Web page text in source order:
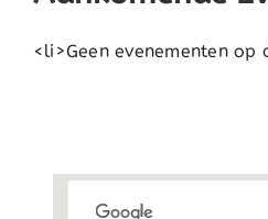
<li>Geen evenementen